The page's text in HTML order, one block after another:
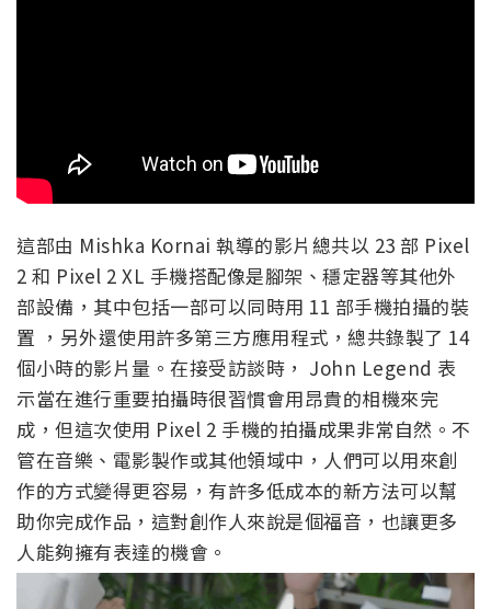
這部由 Mishka Kornai 執導的影片總共以 23 部 Pixel
2 和 Pixel 2 XL 手機搭配像是腳架、穩定器等其他外
部設備，其中包括一部可以同時用 11 部手機拍攝的裝
置 ，另外還使用許多第三方應用程式，總共錄製了 14
個小時的影片量。在接受訪談時， John Legend 表
示當在進行重要拍攝時很習慣會用昂貴的相機來完
成，但這次使用 Pixel 2 手機的拍攝成果非常自然。不
管在音樂、電影製作或其他領域中，人們可以用來創
作的方式變得更容易，有許多低成本的新方法可以幫
助你完成作品，這對創作人來說是個福音，也讓更多
人能夠擁有表達的機會。